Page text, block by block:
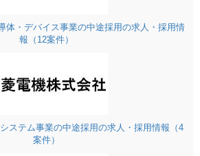
・デバイス事業の中途採用の求人・採用情
報（12案件）
ステム事業の中途採用の求人・採用情報（4
案件）